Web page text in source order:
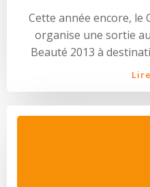
Cette année encore, le
organise une sortie
Beauté 2013 à